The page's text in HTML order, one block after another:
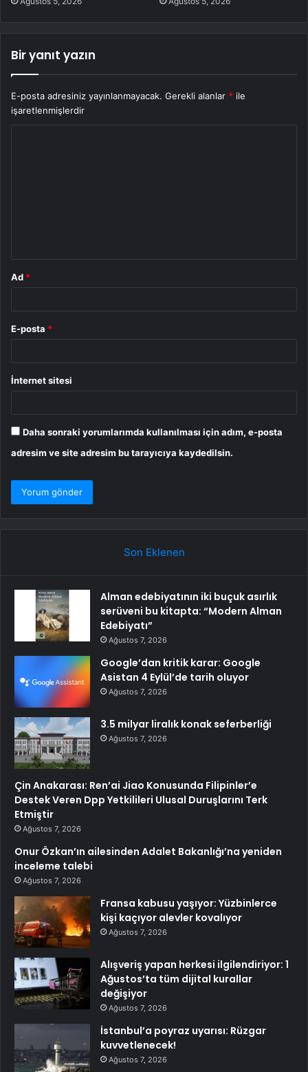
Bir yanıt yazın
E-posta adresiniz yayınlanmayacak. Gerekli alanlar * ile
işaretlenmişlerdir
Ad *
E-posta *
İnternet sitesi
Daha sonraki yorumlarımda kullanılması için adım, e-posta
adresim ve site adresim bu tarayıcıya kaydedilsin.
Son Eklenen
Alman edebiyatının iki buçuk asırlık
serüveni bu kitapta: “Modern Alman
Edebiyatı”
Ağustos 7, 2026
Google’dan kritik karar: Google
Asistan 4 Eylül’de tarih oluyor
Ağustos 7, 2026
3.5 milyar liralık konak seferberliği
Ağustos 7, 2026
Çin Anakarası: Ren’ai Jiao Konusunda Filipinler’e
Destek Veren Dpp Yetkilileri Ulusal Duruşlarını Terk
Etmiştir
Ağustos 7, 2026
Onur Özkan’ın ailesinden Adalet Bakanlığı’na yeniden
inceleme talebi
Ağustos 7, 2026
Fransa kabusu yaşıyor: Yüzbinlerce
kişi kaçıyor alevler kovalıyor
Ağustos 7, 2026
Alışveriş yapan herkesi ilgilendiriyor: 1
Ağustos’ta tüm dijital kurallar
değişiyor
Ağustos 7, 2026
İstanbul’a poyraz uyarısı: Rüzgar
kuvvetlenecek!
Ağustos 7, 2026